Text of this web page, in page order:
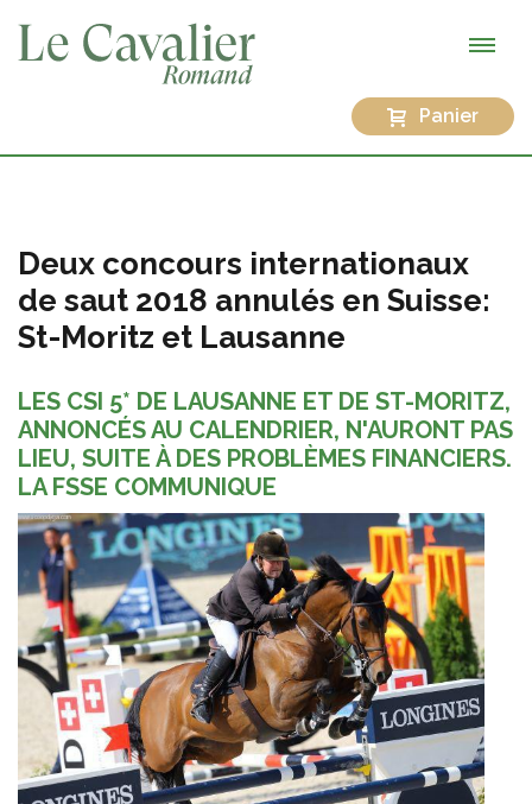
Panier
Deux concours internationaux
de saut 2018 annulés en Suisse:
St-Moritz et Lausanne
LES CSI 5* DE LAUSANNE ET DE ST-MORITZ,
ANNONCÉS AU CALENDRIER, N'AURONT PAS
LIEU, SUITE À DES PROBLÈMES FINANCIERS.
LA FSSE COMMUNIQUE